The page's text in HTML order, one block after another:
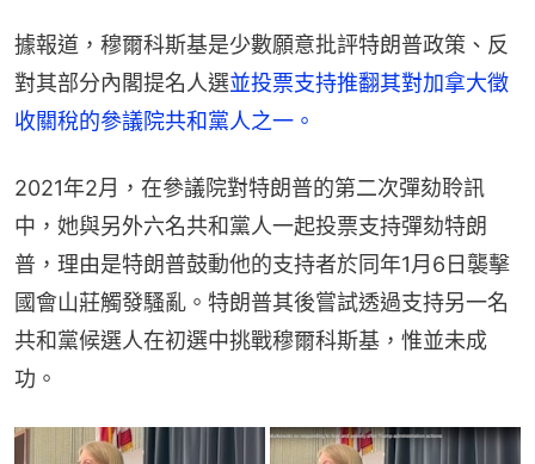
據報道，穆爾科斯基是少數願意批評特朗普政策、反
對其部分內閣提名人選並投票支持推翻其對加拿大徵
收關稅的參議院共和黨人之一。
2021年2月，在參議院對特朗普的第二次彈劾聆訊
中，她與另外六名共和黨人一起投票支持彈劾特朗
普，理由是特朗普鼓動他的支持者於同年1月6日襲擊
國會山莊觸發騷亂。特朗普其後嘗試透過支持另一名
共和黨候選人在初選中挑戰穆爾科斯基，惟並未成
功。